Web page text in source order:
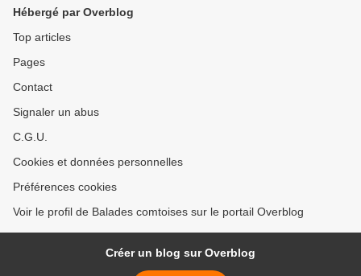
Hébergé par Overblog
Top articles
Pages
Contact
Signaler un abus
C.G.U.
Cookies et données personnelles
Préférences cookies
Voir le profil de Balades comtoises sur le portail Overblog
Créer un blog sur Overblog